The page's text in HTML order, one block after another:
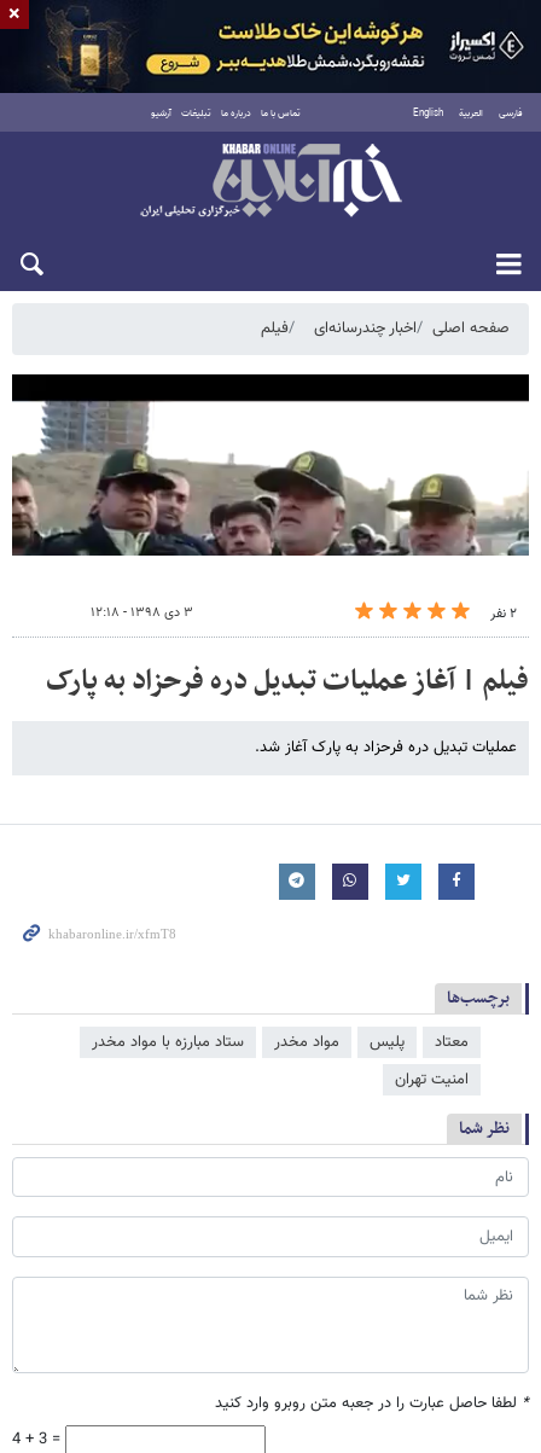
فارسی العربية English تماس با ما درباره ما تبلیغات آرشیو
جمعه ۱۶ مرداد ۱۴۰۵
صفحه اصلی اخبار چندرسانه‌ای فیلم
۲ نفر ۳ دی ۱۳۹۸ - ۱۲:۱۸
فیلم | آغاز عملیات تبدیل دره فرحزاد به پارک
عملیات تبدیل دره فرحزاد به پارک آغاز شد.
برچسب‌ها
معتاد پلیس مواد مخدر
ستاد مبارزه با مواد مخدر
امنیت تهران
نظر شما
* لطفا حاصل عبارت را در جعبه متن روبرو وارد کنید
4 + 3 =
×